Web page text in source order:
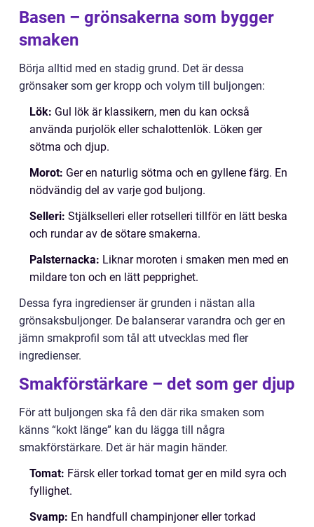
Basen – grönsakerna som bygger
smaken
Börja alltid med en stadig grund. Det är dessa
grönsaker som ger kropp och volym till buljongen:
Lök: Gul lök är klassikern, men du kan också
använda purjolök eller schalottenlök. Löken ger
sötma och djup.
Morot: Ger en naturlig sötma och en gyllene färg. En
nödvändig del av varje god buljong.
Selleri: Stjälkselleri eller rotselleri tillför en lätt beska
och rundar av de sötare smakerna.
Palsternacka: Liknar moroten i smaken men med en
mildare ton och en lätt pepprighet.
Dessa fyra ingredienser är grunden i nästan alla
grönsaksbuljonger. De balanserar varandra och ger en
jämn smakprofil som tål att utvecklas med fler
ingredienser.
Smakförstärkare – det som ger djup
För att buljongen ska få den där rika smaken som
känns “kokt länge” kan du lägga till några
smakförstärkare. Det är här magin händer.
Tomat: Färsk eller torkad tomat ger en mild syra och
fyllighet.
Svamp: En handfull champinjoner eller torkad